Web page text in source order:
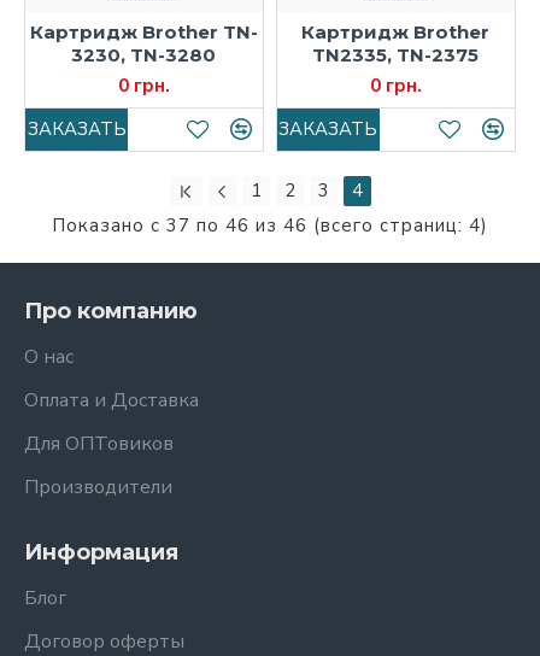
Картридж Brother TN-
3230, TN-3280
0 грн.
ЗАКАЗАТЬ
Картридж Brother
TN2335, TN-2375
0 грн.
ЗАКАЗАТЬ
1 2 3
4
Показано с 37 по 46 из 46 (всего страниц: 4)
Про компанию
О нас
Оплата и Доставка
Для ОПТовиков
Производители
Информация
Блог
Договор оферты